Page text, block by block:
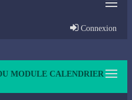
Connexion
MODULE CALENDRIER